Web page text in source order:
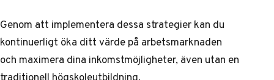
Genom att implementera dessa strategier kan du
kontinuerligt öka ditt värde på arbetsmarknaden
och maximera dina inkomstmöjligheter, även utan en